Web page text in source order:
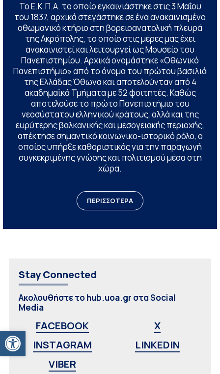
Ανοίξτε τη γραμμή εργαλείων
Το Ε.Κ.Π.Α. το οποίο εγκαινιάστηκε στις 3 Μαΐου
του 1837, αρχικά στεγάστηκε σε ένα ανακαινισμένο
οθωμανικό κτήριο στη βορειοανατολική πλευρά
της Ακρόπολης, το οποίο στις μέρες μας έχει
ανακαινιστεί και λειτουργεί ως Μουσείο του
Πανεπιστημίου. Αρχικά ονομάστηκε «Οθωνικό
Πανεπιστήμιο» από το όνομα του πρώτου βασιλιά
της Ελλάδας Όθωνα και αποτελούνταν από 4
ακαδημαϊκά Τμήματα με 52 φοιτητές. Καθώς
αποτελούσε το πρώτο Πανεπιστήμιο του
νεοσύστατου ελληνικού κράτους, αλλά και της
ευρύτερης βαλκανικής και μεσογειακής περιοχής,
απέκτησε σημαντικό κοινωνικο-ιστορικό ρόλο, ο
οποίος υπήρξε καθοριστικός για την παραγωγή
συγκεκριμένης γνώσης και πολιτισμού μέσα στη
χώρα.
ΠΕΡΙΣΣΟΤΕΡΑ
Stay Connected
Ακολουθήστε το hub.uoa.gr στα Social
Media
FACEBOOK
X
INSTAGRAM
LINKEDIN
VIBER